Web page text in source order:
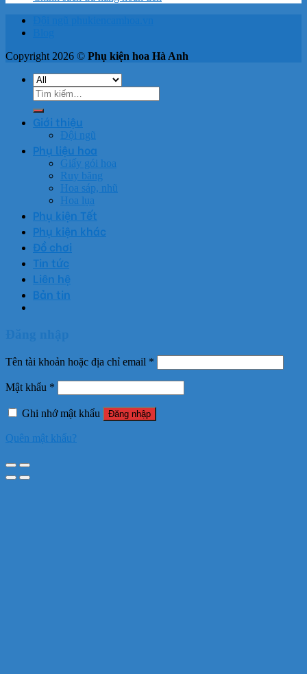
Copyright 2026 © Phụ kiện hoa Hà Anh
Tìm
kiếm:
Giới thiệu
Đội ngũ
Phụ liệu hoa
Giấy gói hoa
Ruy băng
Hoa sáp, nhũ
Hoa lụa
Phụ kiện Tết
Phụ kiện khác
Đồ chơi
Tin tức
Liên hệ
Bản tin
Tên tài khoản hoặc địa chỉ email *
Mật khẩu *
Ghi nhớ mật khẩu Đăng nhập
Quên mật khẩu?